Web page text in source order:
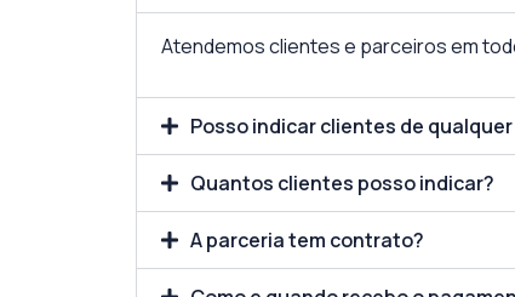
Atendemos clientes e parceiros em
Posso indicar clientes de
Quantos clientes posso indicar?
A parceria tem contrato?